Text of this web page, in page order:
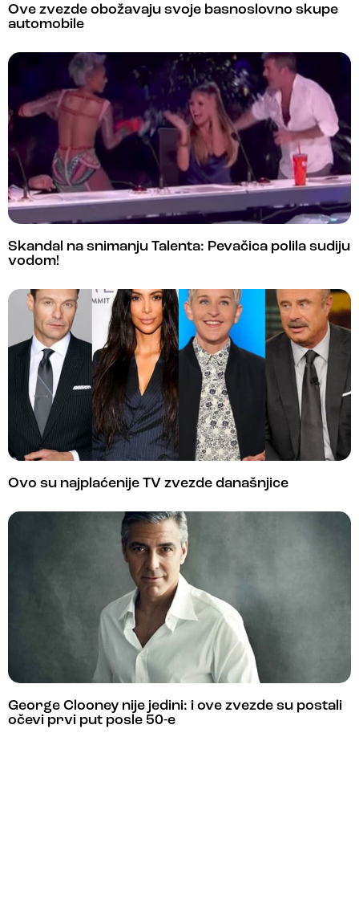
Ove zvezde obožavaju svoje basnoslovno skupe
automobile
Skandal na snimanju Talenta: Pevačica polila sudiju
vodom!
Ovo su najplaćenije TV zvezde današnjice
George Clooney nije jedini: i ove zvezde su postali
očevi prvi put posle 50-e